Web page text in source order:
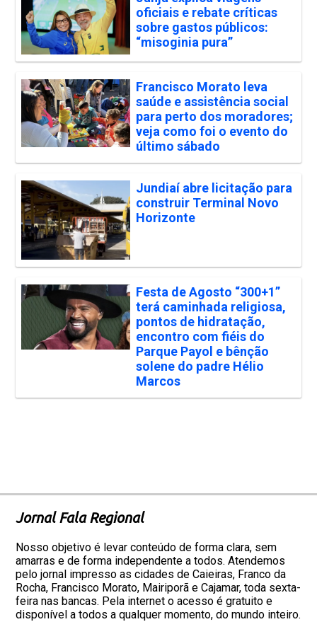
oficiais e rebate críticas
sobre gastos públicos:
“misoginia pura”
Francisco Morato leva
saúde e assistência social
para perto dos moradores;
veja como foi o evento do
último sábado
Jundiaí abre licitação para
construir Terminal Novo
Horizonte
Festa de Agosto “300+1”
terá caminhada religiosa,
pontos de hidratação,
encontro com fiéis do
Parque Payol e bênção
solene do padre Hélio
Marcos
Jornal Fala Regional
Nosso objetivo é levar conteúdo de forma clara, sem
amarras e de forma independente a todos. Atendemos
pelo jornal impresso as cidades de Caieiras, Franco da
Rocha, Francisco Morato, Mairiporã e Cajamar, toda sexta-
feira nas bancas. Pela internet o acesso é gratuito e
disponível a todos a qualquer momento, do mundo inteiro.